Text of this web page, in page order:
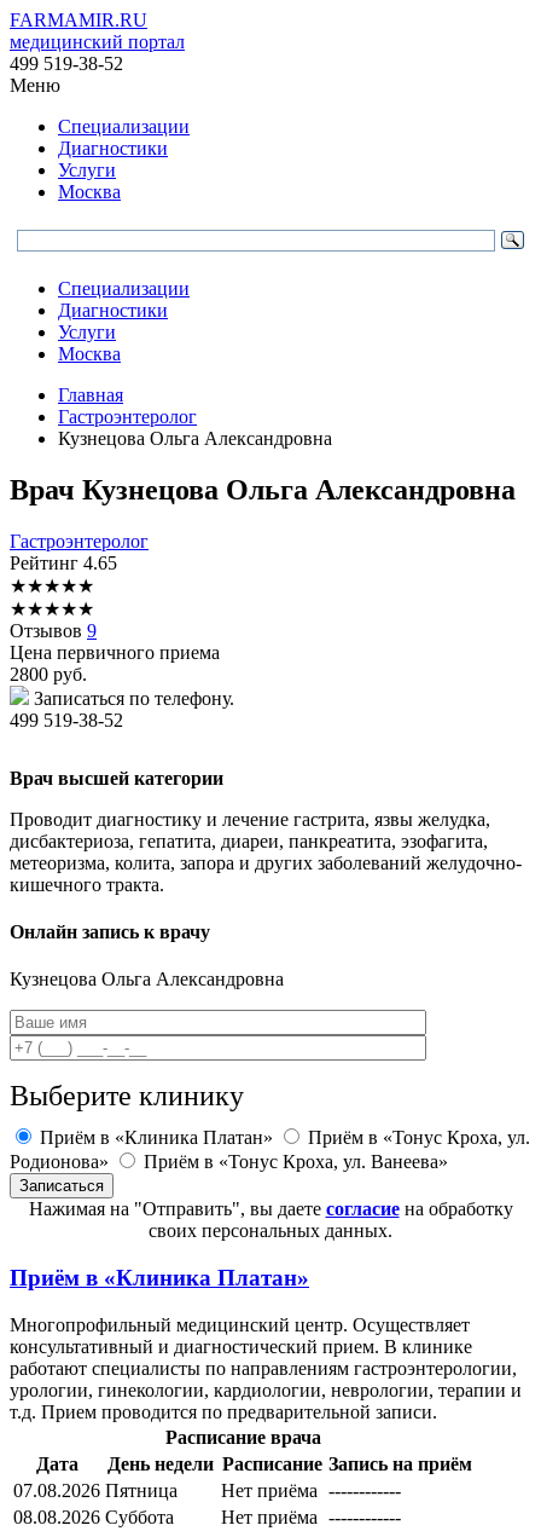
FARMAMIR.RU
медицинский портал
499 519-38-52
Меню
Специализации
Диагностики
Услуги
Москва
Специализации
Диагностики
Услуги
Москва
Главная
Гастроэнтеролог
Кузнецова Ольга Александровна
Врач Кузнецова Ольга Александровна
Гастроэнтеролог
Рейтинг 4.65
★★★★★
★★★★★
Отзывов 9
Цена первичного приема
2800 руб.
Записаться по телефону.
499 519-38-52
Врач высшей категории
Проводит диагностику и лечение гастрита, язвы желудка,
дисбактериоза, гепатита, диареи, панкреатита, эзофагита,
метеоризма, колита, запора и других заболеваний желудочно-
кишечного тракта.
Онлайн запись к врачу
Кузнецова Ольга Александровна
Выберите клинику
Приём в «Клиника Платан»
Приём в «Тонус Кроха, ул.
Родионова»
Приём в «Тонус Кроха, ул. Ванеева»
Нажимая на "Отправить", вы даете согласиена обработку
своих персональных данных.
Приём в «Клиника Платан»
Многопрофильный медицинский центр. Осуществляет
консультативный и диагностический прием. В клинике
работают специалисты по направлениям гастроэнтерологии,
урологии, гинекологии, кардиологии, неврологии, терапии и
т.д. Прием проводится по предварительной записи.
Расписание врача
Дата
День недели Расписание Запись на приём
07.08.2026 Пятница Нет приёма ------------
08.08.2026 Суббота Нет приёма ------------